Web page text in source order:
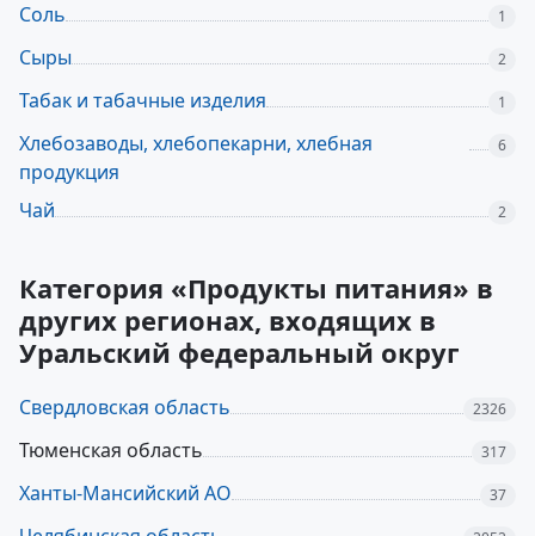
Соль 1
Сыры 2
Табак и табачные изделия 1
Хлебозаводы, хлебопекарни, хлебная
продукция
6
Чай 2
Категория «Продукты питания» в
других регионах, входящих в
Уральский федеральный округ
Свердловская область 2326
Тюменская область 317
Ханты-Мансийский АО 37